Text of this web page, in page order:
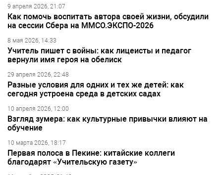
9 апреля 2026, 21:07
Как помочь воспитать автора своей жизни, обсудили
на сессии Сбера на ММСО.ЭКСПО-2026
8 мая 2026, 14:33
Учитель пишет с войны: как лицеисты и педагог
вернули имя героя на обелиск
29 апреля 2026, 22:48
Разные условия для одних и тех же детей: как
сегодня устроена среда в детских садах
10 апреля 2026, 12:00
Взгляд зумера: как культурные привычки влияют на
обучение
10 марта 2026, 18:17
Первая полоса в Пекине: китайские коллеги
благодарят «Учительскую газету»